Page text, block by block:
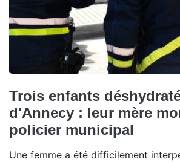
Trois enfants
d'Annecy : leur mère
policier municipal
Une femme a été difficilement